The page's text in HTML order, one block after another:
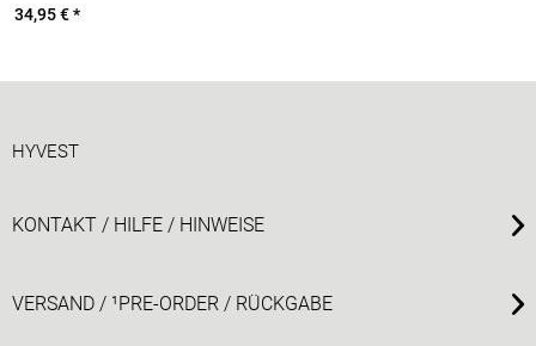
34,95 € *
HYVEST
KONTAKT / HILFE / HINWEISE
VERSAND / ¹PRE-ORDER / RÜCKGABE